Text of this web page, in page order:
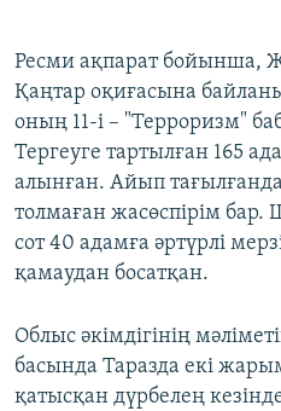
Ресми ақпарат бойынша,
Қаңтар оқиғасына
оның 11-і – "Терроризм"
Тергеуге тартылған 165
алынған. Айып
толмаған жасөспірім
сот 40 адамға әртүрлі
қамаудан босатқан.
Облыс әкімдігінің
басында Таразда екі
қатысқан дүрбелең